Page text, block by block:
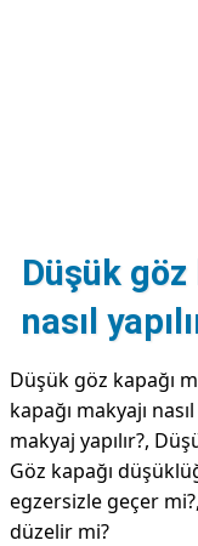
Düşük göz
nasıl
Düşük göz kapağı
kapağı makyajı
makyaj yapılır?,
Göz kapağı
egzersizle geçer
düzelir mi?